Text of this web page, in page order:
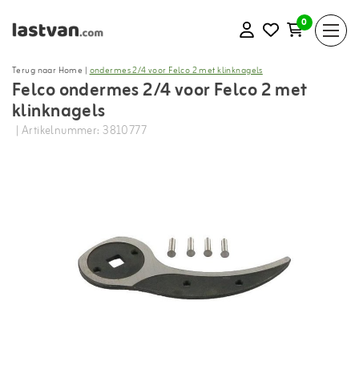
0
Terug naar Home |ondermes 2/4 voor Felco 2 met klinknagels
Felco ondermes 2/4 voor Felco 2 met
klinknagels
| Artikelnummer: 3810777